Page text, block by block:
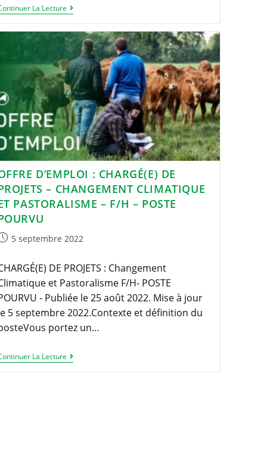
La LectureOFFRE
DE
3
À
6
MOIS
–
Diagnostic
Des
Systèmes
D’élevages
Herbagers
Du
Massif
Central
En
Vue
D’une
Réflexion
Prospective
À
D’EMPLOI : CHARGÉ(E) DE
– CHANGEMENT CLIMATIQUE
PASTORALISME – F/H – POSTE
5 septembre 2022
DE PROJETS : Changement
et Pastoralisme F/H- POSTE
- Publiée le 25 août 2022. Mise à jour
5 septembre 2022.Contexte et définition du
portez un…
La LectureOFFRE
D’EMPLOI